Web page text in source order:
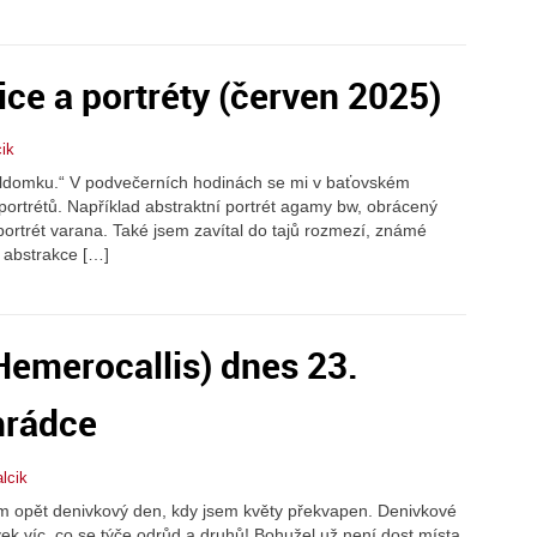
a portréty (červen 2025)
V podvečerních hodinách se mi v baťovském
Například abstraktní portrét agamy bw, obrácený
varana. Také jsem zavítal do tajů rozmezí, známé
abstrakce […]
dnes 23.
opět denivkový den, kdy jsem květy překvapen. Denivkové